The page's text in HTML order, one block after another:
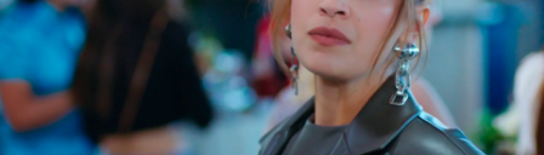
Sin rodeos, le ha dicho que ha analizado la
situación
y no es casualidad. "¿No te parece que
últimamente te han ocurrido muchas cosas?", le
ha preguntado.
A pesar de la astucia de la mejor amiga deYildiz,